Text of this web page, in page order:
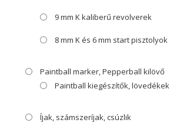
9 mm K kaliberű revolverek
8 mm K és 6 mm start pisztolyok
Paintball marker, Pepperball kilövő
Paintball kiegészítők, lövedékek
Íjak, számszeríjak, csúzlik